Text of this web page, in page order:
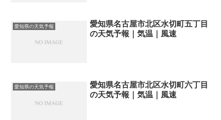
愛知県の天気予報
愛知県名古屋市北区水切町五丁目
の天気予報｜気温｜風速
愛知県の天気予報
愛知県名古屋市北区水切町六丁目
の天気予報｜気温｜風速